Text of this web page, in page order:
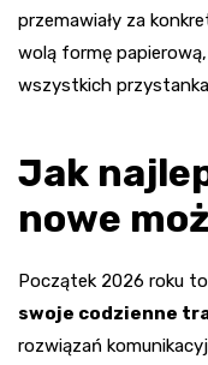
przemawiały za
wolą formę
wszystkich
Jak
nowe
Początek 2026 roku
swoje codzienne
rozwiązań